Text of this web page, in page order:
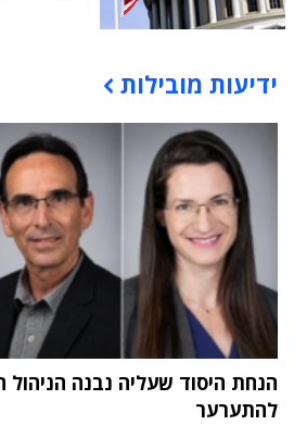
תוכן פרסומי
ידיעות מובילות
הנחת היסוד שעליה נבנה הניהול
להתערער